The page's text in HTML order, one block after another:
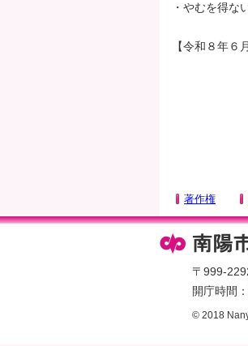
・やむを得な
【令和８年６
著作権
〒999-
開庁時間
© 2018